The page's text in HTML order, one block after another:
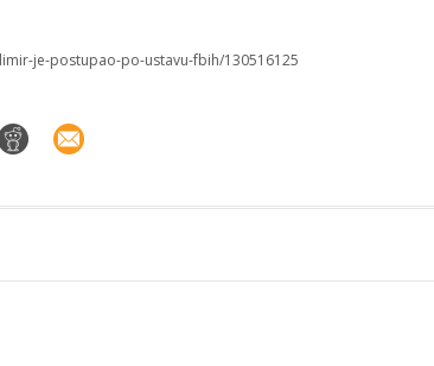
je-postupao-po-ustavu-fbih/130516125